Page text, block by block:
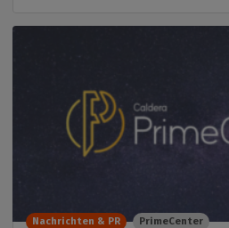
Nachrichten & PR PrimeCenter